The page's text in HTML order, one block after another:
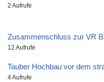
2 Aufrufe
Zusammenschluss zur VR
12 Aufrufe
Tauber Hochbau vor dem
4 Aufrufe